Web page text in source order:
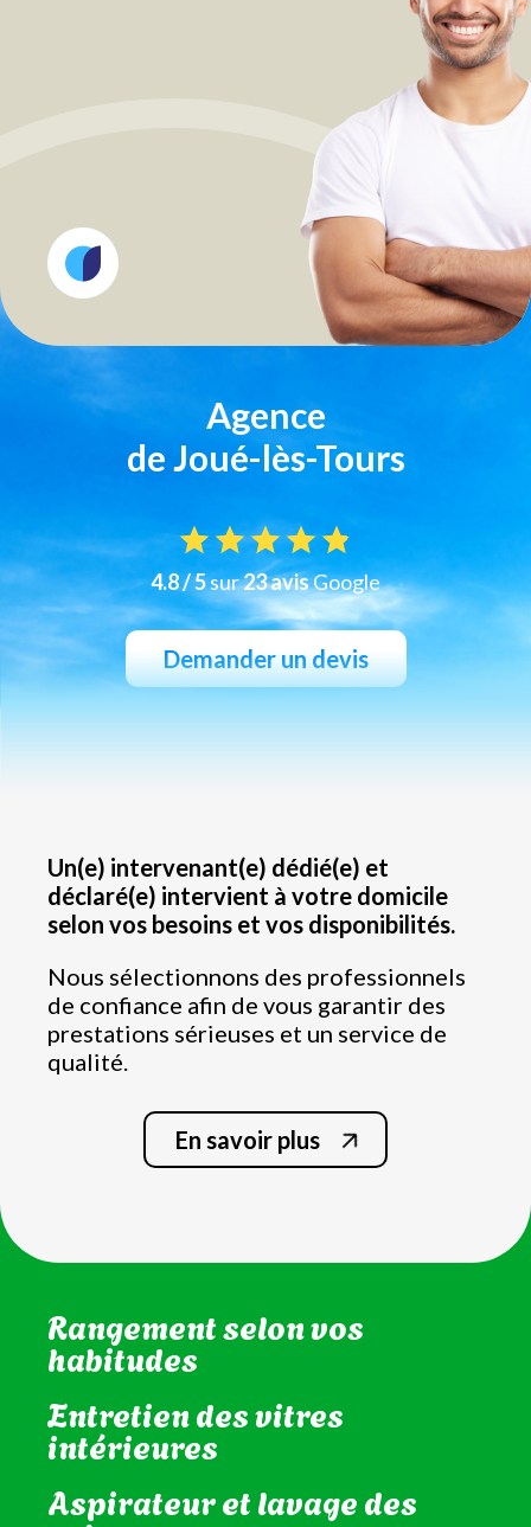
Agence
de Joué-lès-Tours
4.8 / 5sur23 avisGoogle
Demander un devis
Un(e) intervenant(e) dédié(e) et
déclaré(e) intervient à votre domicile
selon vos besoins et vos disponibilités.
Nous sélectionnons des professionnels
de confiance afin de vous garantir des
prestations sérieuses et un service de
qualité.
En savoir plus
cuisine
Nettoyage de la salle de bain
et WC
Rangement selon vos
habitudes
Entretien des vitres